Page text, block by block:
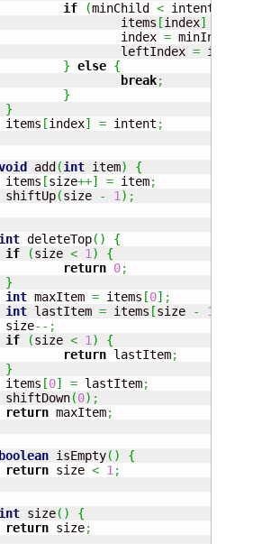
if
(minChild < intent
				items
[index]
				index
= minIndex
				leftIndex
= index
} else {
break;
}
}
		items
[index] = intent ;
add (int item)
{
		items
[size++] = item;
		shiftUp
(size - 1 ) ;
int deleteTop( )
{
if
(size < 1 )
{
return 0;
}
int maxItem = items [0] ;
int lastItem = items [size - 1
		size
--;
if
(size < 1 )
{
return lastItem;
}
		items
[0] = lastItem;
		shiftDown
(0) ;
return maxItem;
boolean isEmpty( )
{
return size < 1 ;
int size( )
{
return size;